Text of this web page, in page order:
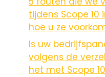
tijdens Scope 10
hoe u ze
Is uw
volgens de
het met Scope 10